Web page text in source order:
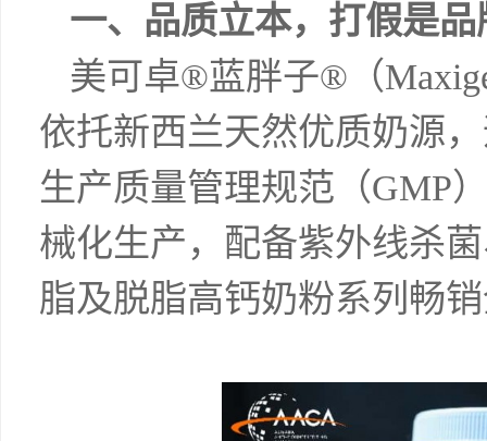
一、品质立本，打假是品
美可卓®蓝胖子®（
依托新西兰天然优质奶源
生产质量管理规范（GMP
械化生产，配备紫外线杀
脂及脱脂高钙奶粉系列畅